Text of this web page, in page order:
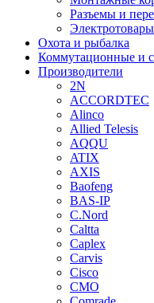
Разъемы и
Охота и рыбалка
Коммутационные и
Производители
2N
ACCORDTEC
Alinco
Allied Telesis
AQQU
ATIX
AXIS
Baofeng
BAS-IP
C.Nord
Caltta
Caplex
Carvis
Cisco
CMO